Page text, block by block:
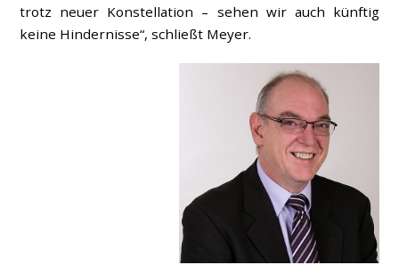
trotz neuer Konstellation – sehen wir auch künftig
keine Hindernisse“, schließt Meyer.